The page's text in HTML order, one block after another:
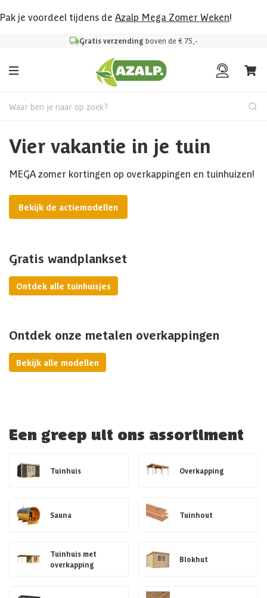
Pak je voordeel tijdens de Azalp Mega Zomer Weken!
Gratis verzending boven de € 75,-
Waar ben je naar op zoek?
Vier vakantie in je tuin
MEGA zomer kortingen op overkappingen en tuinhuizen!
Bekijk de actiemodellen
Gratis wandplankset
Ontdek alle tuinhuisjes
Ontdek onze metalen overkappingen
Bekijk alle modellen
Een greep uit ons assortiment
Tuinhuis Overkapping
Sauna Tuinhout
Tuinhuis met
overkapping
Blokhut